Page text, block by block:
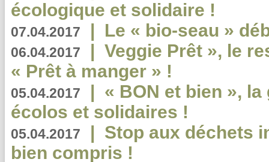
écologique et solidaire !
07.04.2017 | Le « bio-seau »
06.04.2017 | Veggie Prêt », le
« Prêt à manger » !
05.04.2017 | « BON et bien »,
écolos et solidaires !
05.04.2017 | Stop aux déchets
bien compris !